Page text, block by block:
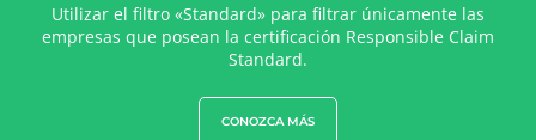
Utilizar el filtro «Standard» para filtrar únicamente las
empresas que posean la certificación Responsible Claim
Standard.
CONOZCA MÁS